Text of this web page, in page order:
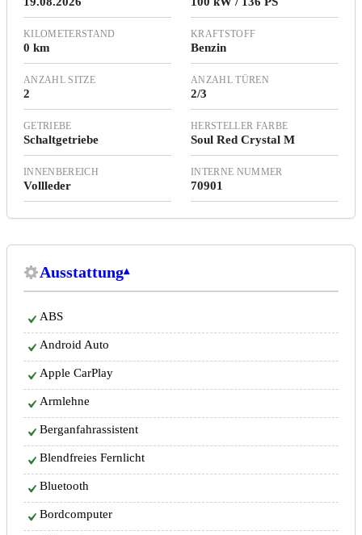
KILOMETERSTAND
0 km
KRAFTSTOFF
Benzin
ANZAHL SITZE
2
ANZAHL TÜREN
2/3
GETRIEBE
Schaltgetriebe
HERSTELLER FARBE
Soul Red Crystal M
INNENBEREICH
Vollleder
INTERNE NUMMER
70901
Ausstattung
ABS
Android Auto
Apple CarPlay
Armlehne
Berganfahrassistent
Blendfreies Fernlicht
Bluetooth
Bordcomputer